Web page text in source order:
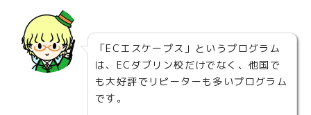
「ECエスケープス」というプログラム
は、ECダブリン校だけでなく、他国で
も大好評でリピーターも多いプログラム
です。